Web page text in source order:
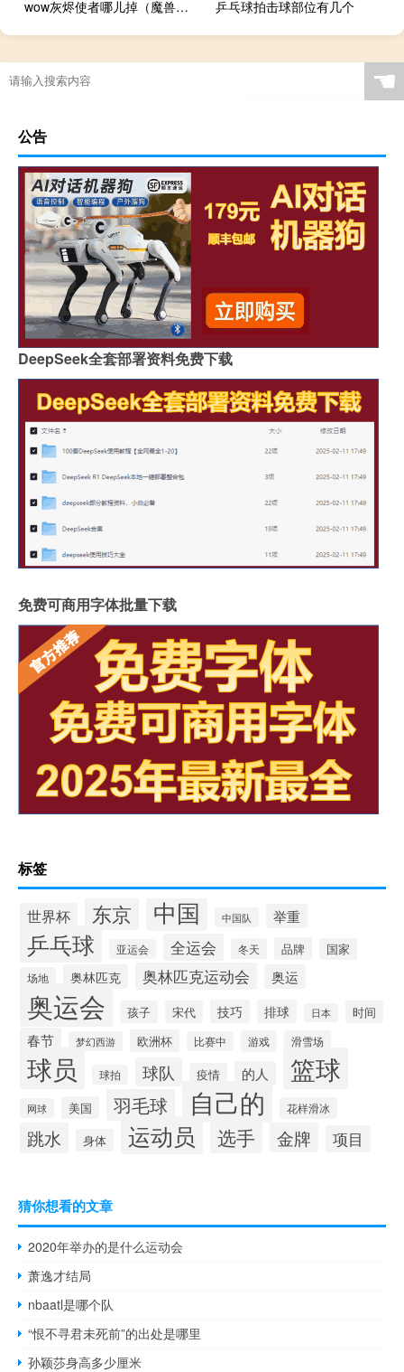
wow灰烬使者哪儿掉（魔兽世界里的灰烬使者怎么得到） 乒乓球拍击球部位有几个
☚
公告
DeepSeek全套部署资料免费下载
免费可商用字体批量下载
标签
世界杯 东京 中国 中国队 举重
乒乓球 亚运会 全运会 冬天 品牌 国家
场地 奥林匹克 奥林匹克运动会 奥运
奥运会 孩子 宋代 技巧 排球 日本 时间
春节 梦幻西游 欧洲杯 比赛中 游戏 滑雪场
球员 球拍 球队 疫情 的人 篮球
网球 美国 羽毛球 自己的 花样滑冰
跳水 身体 运动员 选手 金牌 项目
猜你想看的文章
2020年举办的是什么运动会
萧逸才结局
nbaatl是哪个队
“恨不寻君未死前”的出处是哪里
孙颖莎身高多少厘米